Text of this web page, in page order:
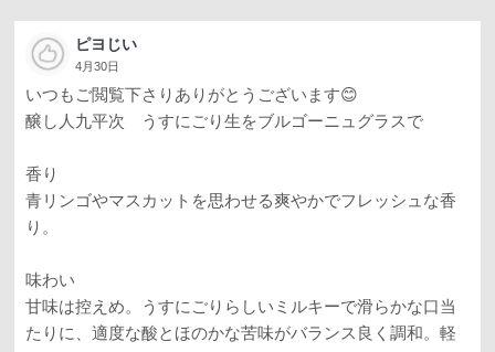
ピヨじい
4月30日
いつもご閲覧下さりありがとうございます😊
醸し人九平次 うすにごり生をブルゴーニュグラスで
香り
青リンゴやマスカットを思わせる爽やかでフレッシュな香
り。
味わい
甘味は控えめ。うすにごりらしいミルキーで滑らかな口当
たりに、適度な酸とほのかな苦味がバランス良く調和。軽